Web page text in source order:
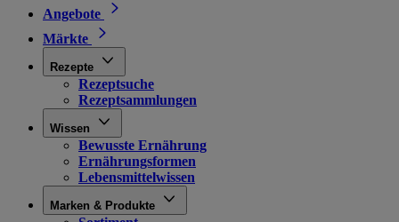
Angebote
Märkte
Rezepte
Rezeptsuche
Rezeptsammlungen
Wissen
Bewusste Ernährung
Ernährungsformen
Lebensmittelwissen
Marken & Produkte